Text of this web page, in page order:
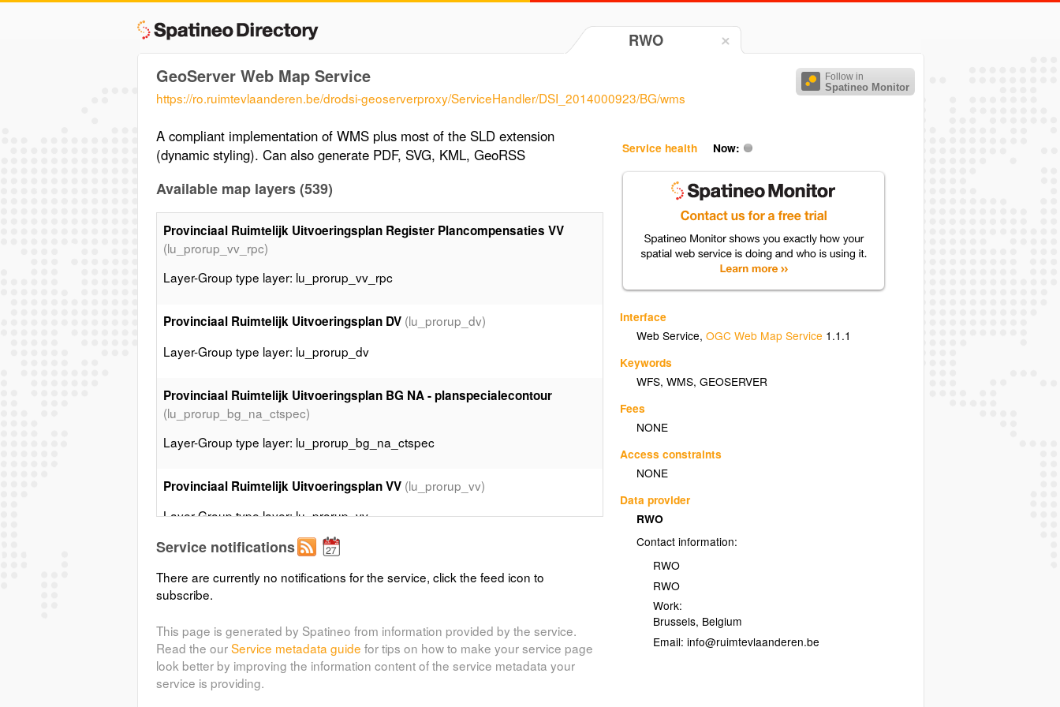
RWO
Follow in
Spatineo Monitor
GeoServer Web Map Service
https://ro.ruimtevlaanderen.be/drodsi-geoserverproxy/ServiceHandler/DSI_2014000923/BG/wms
Service health Now:
Interface
Web Service,OGC Web Map Service 1.1.1
Keywords
WFS,WMS,GEOSERVER
Fees
NONE
Access constraints
NONE
Data provider
RWO
Contact information:
RWO
RWO
Work:
Brussels, Belgium
Email:
A compliant implementation of WMS plus most of the SLD extension
(dynamic styling). Can also generate PDF, SVG, KML, GeoRSS
Available map layers (539)
Provinciaal Ruimtelijk Uitvoeringsplan Register Plancompensaties VV
(lu_prorup_vv_rpc)
Layer-Group type layer: lu_prorup_vv_rpc
Provinciaal Ruimtelijk Uitvoeringsplan DV (lu_prorup_dv)
Layer-Group type layer: lu_prorup_dv
Provinciaal Ruimtelijk Uitvoeringsplan BG NA - planspecialecontour
(lu_prorup_bg_na_ctspec)
Layer-Group type layer: lu_prorup_bg_na_ctspec
Provinciaal Ruimtelijk Uitvoeringsplan VV (lu_prorup_vv)
Layer-Group type layer: lu_prorup_vv
Gewestelijk Ruimtelijk Uitvoeringsplan Recht van Voorkoop DV
(lu_gewrup_dv_rvv)
Gemeentelijk Ruimtelijk Uitvoeringsplan - plandeelgebied (lu_gemrup_dg)
Layer-Group type layer: lu_gemrup_dg
Service notifications
There are currently no notifications for the service, click the feed icon to
subscribe.
This page is generated by Spatineo from information provided by the service.
Read the ourService metadata guide for tips on how to make your service page
look better by improving the information content of the service metadata your
service is providing.